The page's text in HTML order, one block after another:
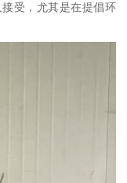
受，尤其是在提倡环